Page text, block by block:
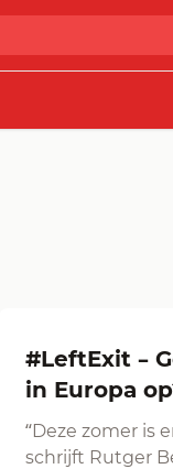
#LeftExit – Geeft Links de hoop
in Europa
“Deze zomer is
schrijft Rutger